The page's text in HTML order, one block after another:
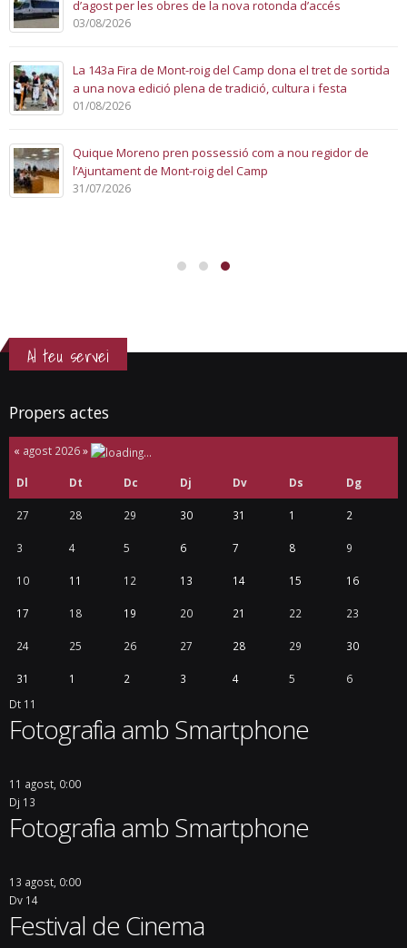
d’agost per les obres de la nova rotonda d’accés
03/08/2026
La 143a Fira de Mont-roig del Camp dona el tret de sortida
a una nova edició plena de tradició, cultura i festa
01/08/2026
Quique Moreno pren possessió com a nou regidor de
l’Ajuntament de Mont-roig del Camp
31/07/2026
Al teu servei
Propers actes
« agost 2026»
Dl Dt Dc Dj Dv Ds Dg
27 28 29 30 31 1 2
3 4 5 6 7 8 9
10 11 12 13 14 15 16
17 18 19 20 21 22 23
24 25 26 27 28 29 30
31 1 2 3 4 5
6
Dt 11
Fotografia amb Smartphone
11 agost, 0:00
Dj 13
Fotografia amb Smartphone
13 agost, 0:00
Dv 14
Festival de Cinema